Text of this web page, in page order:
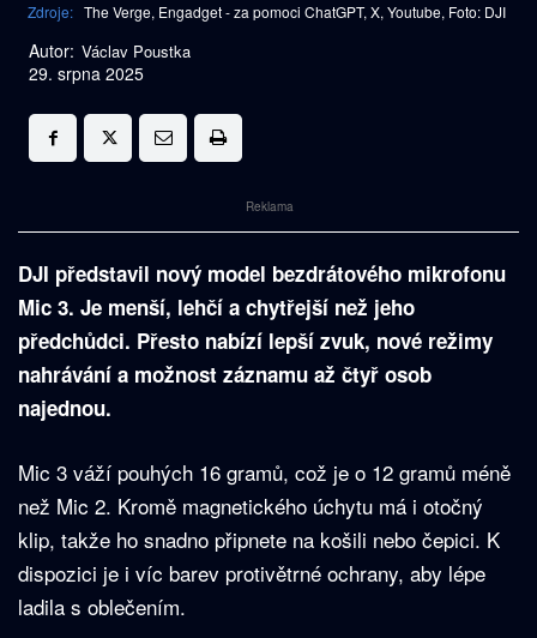
Zdroje: The Verge, Engadget - za pomoci ChatGPT, X, Youtube, Foto: DJI
Autor: Václav Poustka
29. srpna 2025
Reklama
DJI představil nový model bezdrátového mikrofonu
Mic 3. Je menší, lehčí a chytřejší než jeho
předchůdci. Přesto nabízí lepší zvuk, nové režimy
nahrávání a možnost záznamu až čtyř osob
najednou.
Mic 3 váží pouhých 16 gramů, což je o 12 gramů méně
než Mic 2. Kromě magnetického úchytu má i otočný
klip, takže ho snadno připnete na košili nebo čepici. K
dispozici je i víc barev protivětrné ochrany, aby lépe
ladila s oblečením.